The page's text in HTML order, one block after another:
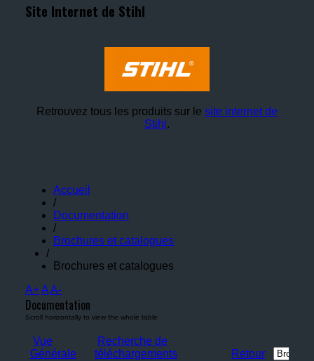
Site Internet de Stihl
Retrouvez tous les produits sur le site internet de
Stihl .
Accueil
/
Documentation
/
Brochures et catalogues
/
Brochures et catalogues
A+AA-
Documentation
Vue
Générale
Recherche de
téléchargements
Retour